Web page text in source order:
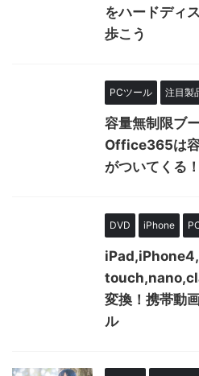
をハードディ
歩こう
PCツール 注目製
容量無制限ブ
Office365は
がついてくる！
DVD iPhone
変換！携帯動
ル